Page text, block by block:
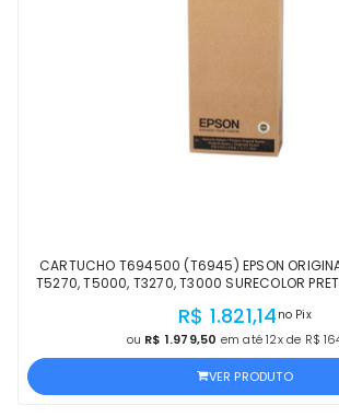
CARTUCHO T694500 (T6945) EPSON
T5270, T5000, T3270, T3000 SURECOLOR
R$ 1.821,14 no Pix
ou R$ 1.979,50 em até 12x de R$
VER PRODUTO